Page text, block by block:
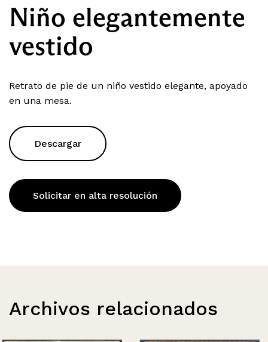
Niño elegantemente
vestido
Retrato de pie de un niño vestido elegante, apoyado
en una mesa.
Descargar
Solicitar en alta resolución
Archivos relacionados